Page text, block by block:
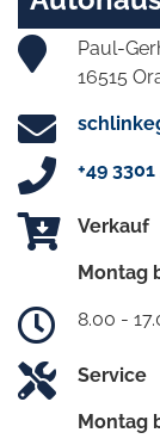
Paul-
16515
+49
Verkauf
Montag
8.00 -
Service
Montag